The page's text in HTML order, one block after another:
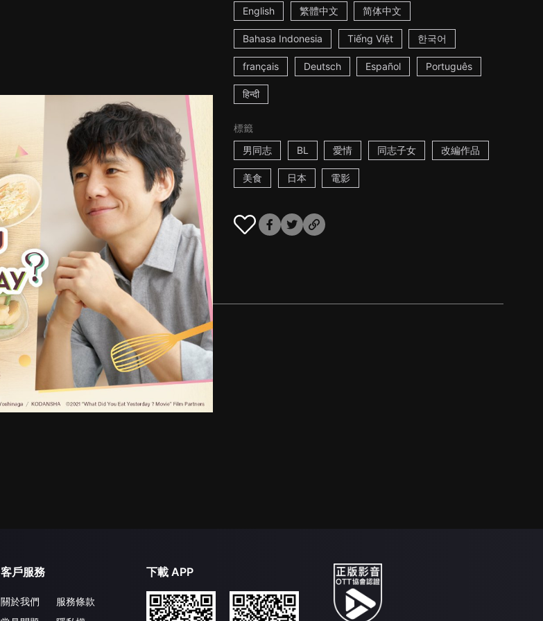
English 繁體中文 简体中文
Bahasa Indonesia Tiếng Việt 한국어
français Deutsch Español Português
हिन्दी
標籤
男同志
BL 愛情 同志子女 改編作品
美食 日本 電影
客戶服務
關於我們
服務條款
下載 APP